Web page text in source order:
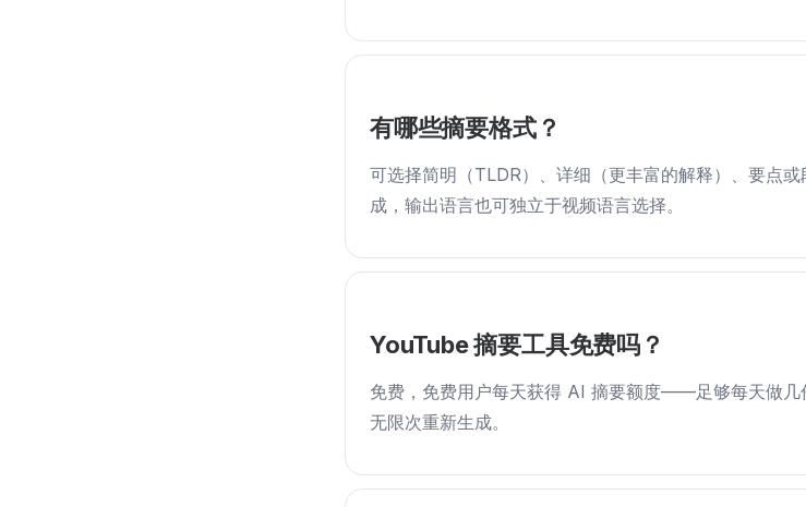
有哪些摘要格式？
可选择简明（TLDR）、详细（更丰富的解释）、要点
成，输出语言也可独立于视频语言选择。
YouTube 摘要工具免费吗？
免费，免费用户每天获得 AI 摘要额度——足够每天做几
无限次重新生成。